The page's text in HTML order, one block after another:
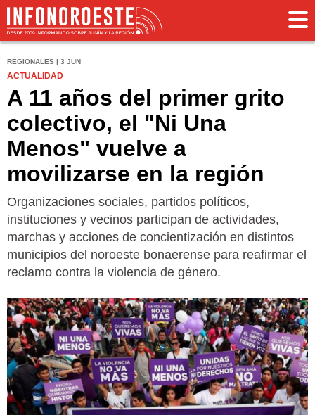
REGIONALES | 3 JUN
ACTUALIDAD
A 11 años del primer grito
colectivo, el "Ni Una
Menos" vuelve a
movilizarse en la región
Organizaciones sociales, partidos políticos,
instituciones y vecinos participan de actividades,
marchas y acciones de concientización en distintos
municipios del noroeste bonaerense para reafirmar el
reclamo contra la violencia de género.